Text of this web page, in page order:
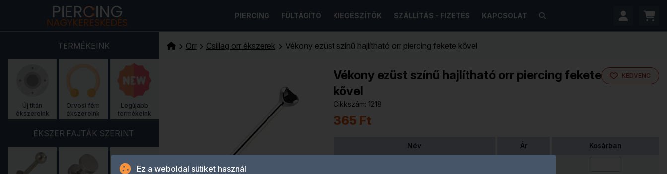
PIERCING FÜLTÁGÍTÓ KIEGÉSZÍTŐK SZÁLLÍTÁS - FIZETÉS KAPCSOLAT
TERMÉKEINK
Új titán
ékszereink
Orvosi fém
ékszereink
Legújabb
termékeink
ÉKSZER FAJTÁK SZERINT
Főoldal
Orr Csillag orr ékszerek Vékony ezüst színű hajlítható orr piercing fekete kővel
Vékony ezüst színű hajlítható orr piercing fekete
kővel
KEDVENC
Cikkszám: 1218
365 Ft
Név Ár Kosárban
Ez a weboldal sütiket használ